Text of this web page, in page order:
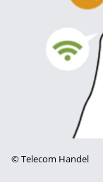
©Telecom Handel